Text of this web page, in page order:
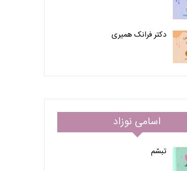
دکتر فرانک همیری
اسامی نوزاد
تبسّم